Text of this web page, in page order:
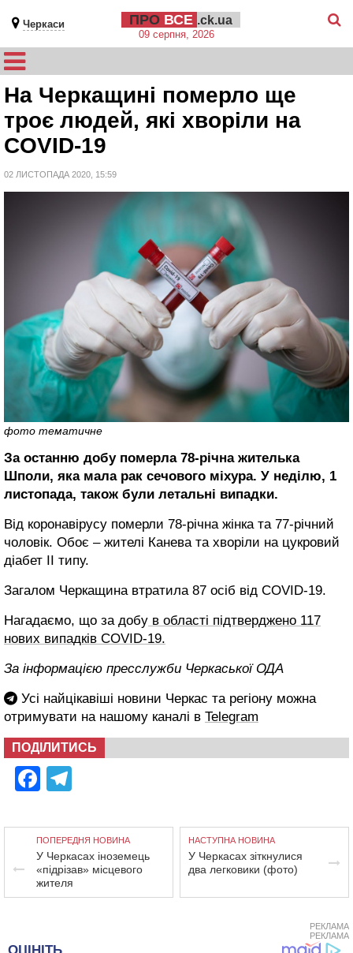
Черкаси ПРО ВСЕ .ck.ua
09 серпня, 2026
На Черкащині померло ще
троє людей, які хворіли на
COVID-19
02 ЛИСТОПАДА 2020, 15:59
фото тематичне
За останню добу померла 78-річна жителька
Шполи, яка мала рак сечового міхура. У неділю, 1
листопада, також були летальні випадки.
Від коронавірусу померли 78-річна жінка та 77-річний
чоловік. Обоє – жителі Канева та хворіли на цукровий
діабет ІІ типу.
Загалом Черкащина втратила 87 осіб від COVID-19.
Нагадаємо, що за добу в області підтверджено 117
нових випадків COVID-19.
За інформацією пресслужби Черкаської ОДА
Усі найцікавіші новини Черкас та регіону можна
отримувати на нашому каналі в Telegram
ПОДІЛИТИСЬ
Facebook
ПОПЕРЕДНЯ НОВИНА
У Черкасах іноземець
«підрізав» місцевого
жителя
НАСТУПНА НОВИНА
У Черкасах зіткнулися
два легковики (фото)
РЕКЛАМА
РЕКЛАМА